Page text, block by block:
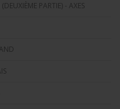
PARTIE) - AXES